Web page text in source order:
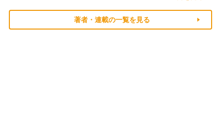
著者・連載の一覧を見る